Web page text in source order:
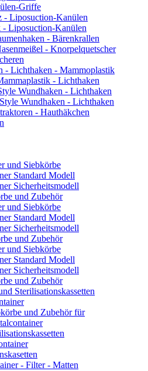
Griffe
- Liposuction-Kanülen
Liposuction-Kanülen
- Bärenkrallen
- Knorpelquetscher
- Lichthaken - Mammoplastik
- Lichthaken
Wundhaken - Lichthaken
Wundhaken - Lichthaken
- Hauthäkchen
und Siebkörbe
Standard Modell
Sicherheitsmodell
und Zubehör
und Siebkörbe
Standard Modell
Sicherheitsmodell
und Zubehör
und Siebkörbe
Standard Modell
Sicherheitsmodell
und Zubehör
Sterilisationskassetten
und Zubehör für
- Filter - Matten